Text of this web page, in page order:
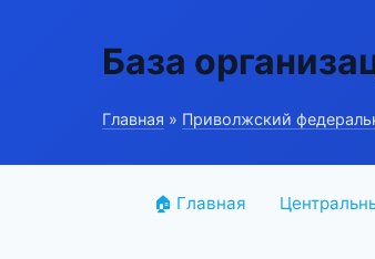
База
Главная » Приволжский
🏠 Главная